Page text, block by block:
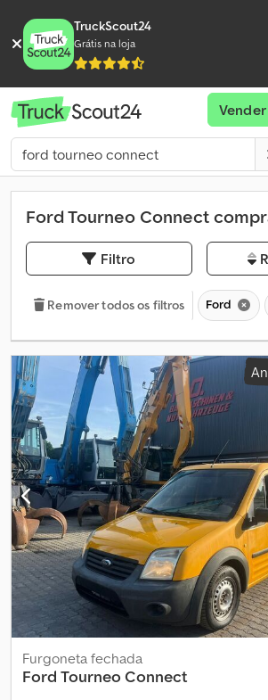
TruckScout24
Grátis na loja
Vender
Ford Tourneo Connect
Filtro
Remover todos os filtros Ford
Furgoneta fechada
Ford Tourneo Connect